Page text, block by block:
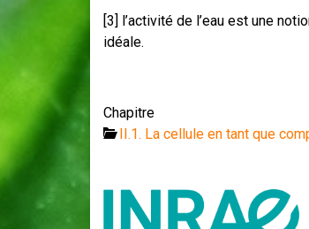
[3] l’activité de l’eau est une
idéale.
Chapitre
II.1. La cellule en tant que